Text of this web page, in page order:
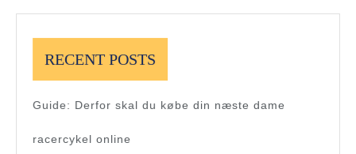
RECENT POSTS
Guide: Derfor skal du købe din næste dame
racercykel online